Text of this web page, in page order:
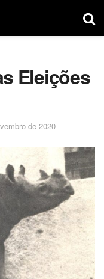
Eleições
de 2020